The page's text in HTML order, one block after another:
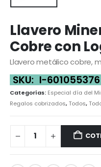
Llavero
Cobre con
Llavero metálico cobre,
SKU: I-601055376
Categorías: Especial día del
Regalos cobrizados,Todos,